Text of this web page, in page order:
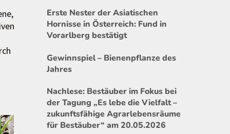
Erste Nester der Asiatischen
Hornisse in Österreich: Fund in
Vorarlberg bestätigt
Gewinnspiel – Bienenpflanze des
Jahres
Nachlese: Bestäuber im Fokus bei
der Tagung „Es lebe die Vielfalt –
zukunftsfähige Agrarlebensräume
für Bestäuber“ am 20.05.2026